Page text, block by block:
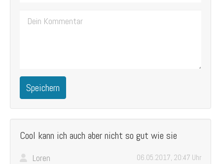
Speichern
Cool kann ich auch aber nicht so gut wie sie
Loren 06.05.2017, 20:47 Uhr